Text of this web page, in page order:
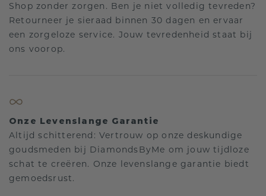
Shop zonder zorgen. Ben je niet volledig tevreden?
Retourneer je sieraad binnen 30 dagen en ervaar
een zorgeloze service. Jouw tevredenheid staat bij
ons voorop.
Onze Levenslange Garantie
Altijd schitterend: Vertrouw op onze deskundige
goudsmeden bij DiamondsByMe om jouw tijdloze
schat te creëren. Onze levenslange garantie biedt
gemoedsrust.